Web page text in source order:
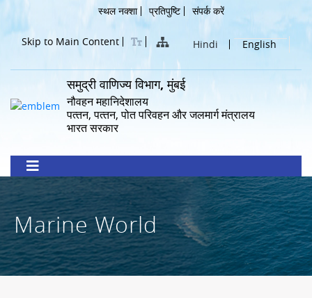
main
Header
Menu
स्थल नक्शा प्रतिपुष्टि संपर्क करें
Skip to Main Content Hindi English
समुद्री वाणिज्य विभाग, मुंबई
नौवहन महानिदेशालय
पत्‍तन, पत्‍तन, पोत परिवहन और जलमार्ग मंत्रालय
भारत सरकार
Marine World